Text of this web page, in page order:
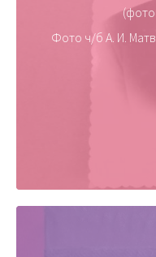
Фото ч/б А. И.